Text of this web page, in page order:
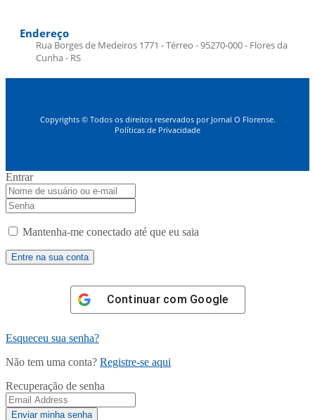
Endereço
Rua Borges de Medeiros 1771 - Térreo - 95270-000 - Flores da
Cunha - RS
Copyrights © Todos os direitos reservados por Jornal O Florense.
Políticas de Privacidade
Entrar
Mantenha-me conectado até que eu saia
Continuar com Google
Esqueceu sua senha?
Não tem uma conta? Registre-se aqui
Recuperação de senha